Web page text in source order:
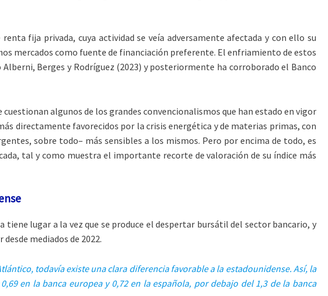
fija privada, cuya actividad se veía adversamente afectada y con ello su
mercados como fuente de financiación preferente. El enfriamiento de estos
Berges y Rodríguez (2023) y posteriormente ha corroborado el Banco
algunos de los grandes convencionalismos que han estado en vigor
directamente favorecidos por la crisis energética y de materias primas, con
sobre todo– más sensibles a los mismos. Pero por encima de todo, es
tal y como muestra el importante recorte de valoración de su índice más
lugar a la vez que se produce el despertar bursátil del sector bancario, y
mediados de 2022.
todavía existe una clara diferencia favorable a la estadounidense. Así, la
en la banca europea y 0,72 en la española, por debajo del 1,3 de la banca